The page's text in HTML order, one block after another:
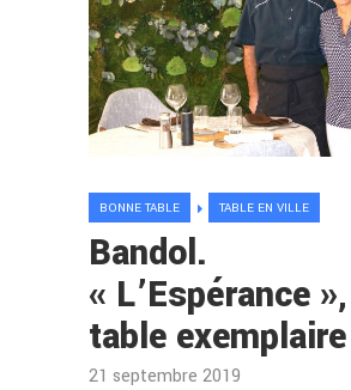
BONNE TABLE TABLE EN VILLE
Bandol.
« L’Espérance
table exemplaire
21 septembre 2019